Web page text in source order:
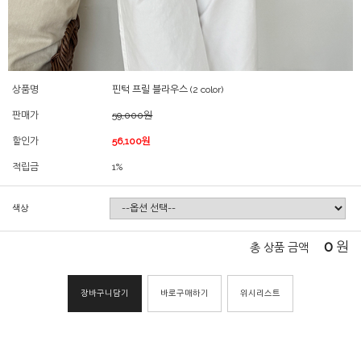
상품명 핀턱 프릴 블라우스 (2 color)
판매가 59,000원
할인가 56,100원
적립금 1%
색상
총 상품 금액 0 원
장바구니담기 바로구매하기 위시리스트